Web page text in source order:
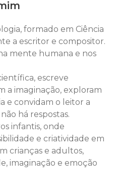
formado em Ciência
a escritor e compositor.
mente humana e nos
escreve
a imaginação, exploram
e convidam o leitor a
há respostas.
infantis, onde
e criatividade em
crianças e adultos,
imaginação e emoção